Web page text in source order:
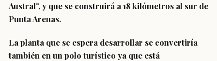
Austral", y que se construirá a 18 kilómetros al sur de
Punta Arenas.
La planta que se espera desarrollar se convertiría
también en un polo turístico ya que está